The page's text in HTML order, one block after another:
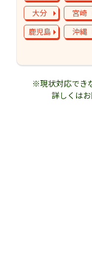
大分
宮崎
鹿児島
沖縄
※現状対応でき
詳しくは